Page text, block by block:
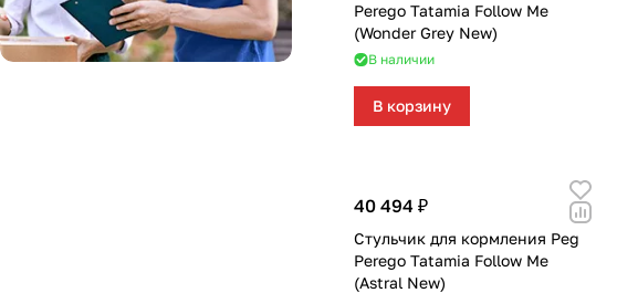
Perego Tatamia Follow Me
(Wonder Grey New)
В наличии
В корзину
40 494 ₽
Стульчик для кормления Peg
Perego Tatamia Follow Me
(Astral New)
Hauck
Indigo